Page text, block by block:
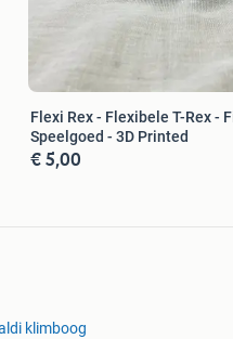
Flexi Rex - Flexibele T-Rex -
Speelgoed - 3D Printed
€ 5,00
klimboog